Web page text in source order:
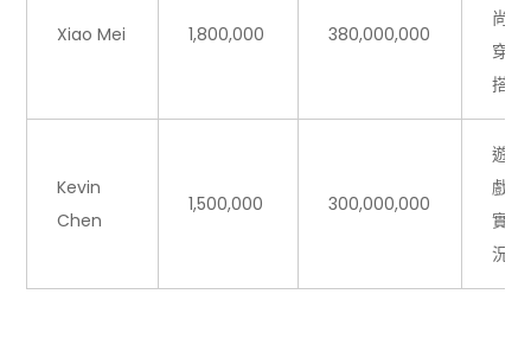
Xiao Mei 1,800,000 380,000,000
尚
穿
搭
Kevin
Chen
1,500,000 300,000,000
遊
戲
實
況